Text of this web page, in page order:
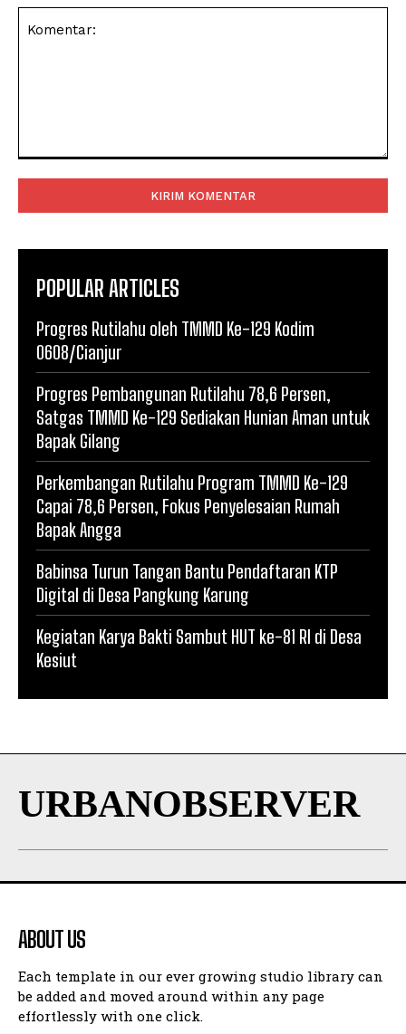
POPULAR ARTICLES
Progres Rutilahu oleh TMMD Ke-129 Kodim
0608/Cianjur
Progres Pembangunan Rutilahu 78,6 Persen,
Satgas TMMD Ke-129 Sediakan Hunian Aman untuk
Bapak Gilang
Perkembangan Rutilahu Program TMMD Ke-129
Capai 78,6 Persen, Fokus Penyelesaian Rumah
Bapak Angga
Babinsa Turun Tangan Bantu Pendaftaran KTP
Digital di Desa Pangkung Karung
Kegiatan Karya Bakti Sambut HUT ke-81 RI di Desa
Kesiut
URBANOBSERVER
ABOUT US
Each template in our ever growing studio library can
be added and moved around within any page
effortlessly with one click.